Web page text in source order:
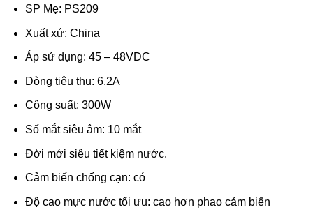
SP Mẹ: PS209
Xuất xứ: China
Áp sử dụng: 45 – 48VDC
Dòng tiêu thụ: 6.2A
Công suất: 300W
Số mắt siêu âm: 10 mắt
Đời mới siêu tiết kiệm nước.
Cảm biến chống cạn: có
Độ cao mực nước tối ưu: cao hơn phao cảm biến